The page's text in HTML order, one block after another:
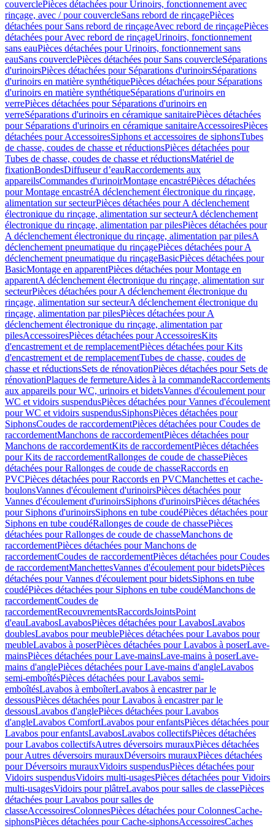
couverclePièces détachées pour Urinoirs, fonctionnement avec
rinçage, avec / pour couvercleSans rebord de rinçagePièces
détachées pour Sans rebord de rinçageAvec rebord de rinçagePièces
détachées pour Avec rebord de rinçageUrinoirs, fonctionnement
sans eauPièces détachées pour Urinoirs, fonctionnement sans
eauSans couverclePièces détachées pour Sans couvercleSéparations
d'urinoirsPièces détachées pour Séparations d'urinoirsSéparations
d'urinoirs en matière synthétiquePièces détachées pour Séparations
d'urinoirs en matière synthétiqueSéparations d'urinoirs en
verrePièces détachées pour Séparations d'urinoirs en
verreSéparations d'urinoirs en céramique sanitairePièces détachées
pour Séparations d'urinoirs en céramique sanitaireAccessoiresPièces
détachées pour AccessoiresSiphons et accessoires de siphonsTubes
de chasse, coudes de chasse et réductionsPièces détachées pour
Tubes de chasse, coudes de chasse et réductionsMatériel de
fixationBondesDiffuseur d’eauRaccordements aux
appareilsCommandes d'urinoirMontage encastréPièces détachées
pour Montage encastréA déclenchement électronique du rinçage,
alimentation sur secteurPièces détachées pour A déclenchement
électronique du rinçage, alimentation sur secteurA déclenchement
électronique du rinçage, alimentation par pilesPièces détachées pour
A déclenchement électronique du rinçage, alimentation par pilesA
déclenchement pneumatique du rinçagePièces détachées pour A
déclenchement pneumatique du rinçageBasicPièces détachées pour
BasicMontage en apparentPièces détachées pour Montage en
apparentA déclenchement électronique du rinçage, alimentation sur
secteurPièces détachées pour A déclenchement électronique du
rinçage, alimentation sur secteurA déclenchement électronique du
rinçage, alimentation par pilesPièces détachées pour A
déclenchement électronique du rinçage, alimentation par
pilesAccessoiresPièces détachées pour AccessoiresKits
d'encastrement et de remplacementPièces détachées pour Kits
d'encastrement et de remplacementTubes de chasse, coudes de
chasse et réductionsSets de rénovationPièces détachées pour Sets de
rénovationPlaques de fermetureAides à la commandeRaccordements
aux appareils pour WC, urinoirs et bidetsVannes d'écoulement pour
WC et vidoirs suspendusPièces détachées pour Vannes d'écoulement
pour WC et vidoirs suspendusSiphonsPièces détachées pour
SiphonsCoudes de raccordementPièces détachées pour Coudes de
raccordementManchons de raccordementPièces détachées pour
Manchons de raccordementKits de raccordementPièces détachées
pour Kits de raccordementRallonges de coude de chassePièces
détachées pour Rallonges de coude de chasseRaccords en
PVCPièces détachées pour Raccords en PVCManchettes et cache-
boulonsVannes d'écoulement d'urinoirsPièces détachées pour
Vannes d'écoulement d'urinoirsSiphons d'urinoirsPièces détachées
pour Siphons d'urinoirsSiphons en tube coudéPièces détachées pour
Siphons en tube coudéRallonges de coude de chassePièces
détachées pour Rallonges de coude de chasseManchons de
raccordementPièces détachées pour Manchons de
raccordementCoudes de raccordementPièces détachées pour Coudes
de raccordementManchettesVannes d'écoulement pour bidetsPièces
détachées pour Vannes d'écoulement pour bidetsSiphons en tube
coudéPièces détachées pour Siphons en tube coudéManchons de
raccordementCoudes de
raccordementRecouvrementsRaccordsJointsPoint
d'eauLavabosLavabosPièces détachées pour LavabosLavabos
doublesLavabos pour meublePièces détachées pour Lavabos pour
meubleLavabos à poserPièces détachées pour Lavabos à poserLave-
mainsPièces détachées pour Lave-mainsLave-mains à poserLave-
mains d'anglePièces détachées pour Lave-mains d'angleLavabos
semi-emboîtésPièces détachées pour Lavabos semi-
emboîtésLavabos à emboîterLavabos à encastrer par le
dessousPièces détachées pour Lavabos à encastrer par le
dessousLavabos d'anglePièces détachées pour Lavabos
d'angleLavabos ComfortLavabos pour enfantsPièces détachées pour
Lavabos pour enfantsLavabosLavabos collectifsPièces détachées
pour Lavabos collectifsAutres déversoirs murauxPièces détachées
pour Autres déversoirs murauxDéversoirs murauxPièces détachées
pour Déversoirs murauxVidoirs suspendusPièces détachées pour
Vidoirs suspendusVidoirs multi-usagesPièces détachées pour Vidoirs
multi-usagesVidoirs pour plâtreLavabos pour salles de classePièces
détachées pour Lavabos pour salles de
classeAccessoiresColonnesPièces détachées pour ColonnesCache-
siphonsPièces détachées pour Cache-siphonsAccessoiresCaches